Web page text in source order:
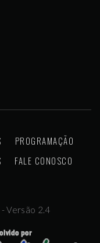
PROGRAMAÇÃO
FALE CONOSCO
Versão 2.4